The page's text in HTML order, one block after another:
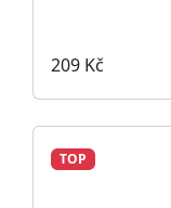
209 Kč
TOP